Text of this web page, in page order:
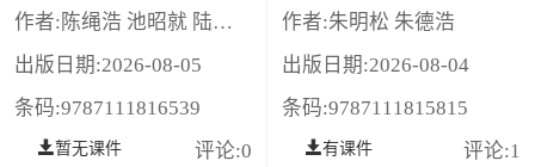
作者:陈绳浩 池昭就 陆达毅
出版日期:2026-08-05
条码:9787111816539
暂无课件 评论:0
作者:朱明松 朱德浩
出版日期:2026-08-04
条码:9787111815815
有课件 评论:1